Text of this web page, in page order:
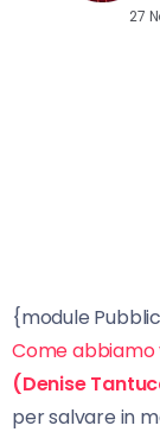
27
{module
Come
(Denise
per salvare in